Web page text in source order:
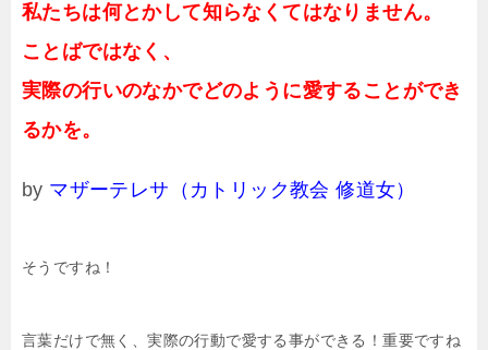
私たちは何とかして知らなくてはなりません。
ことばではなく、
実際の行いのなかでどのように愛することができ
るかを。
by マザーテレサ（カトリック教会 修道女）
そうですね！
言葉だけで無く、実際の行動で愛する事ができる！重要ですね